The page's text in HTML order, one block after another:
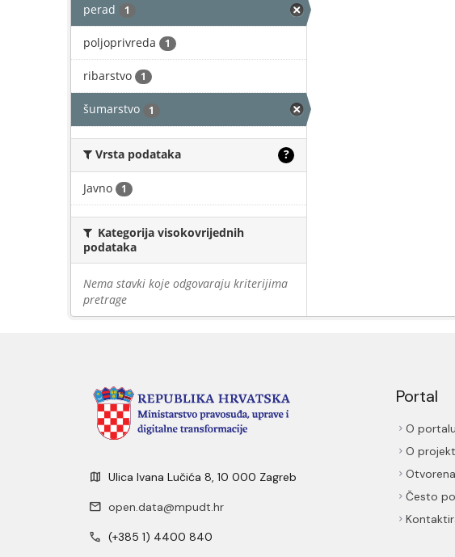
perad 1
poljoprivreda 1
ribarstvo 1
šumarstvo 1
Vrsta podataka ?
Javno 1
Kategorija visokovrijednih
podataka
Nema stavki koje odgovaraju kriterijima
pretrage